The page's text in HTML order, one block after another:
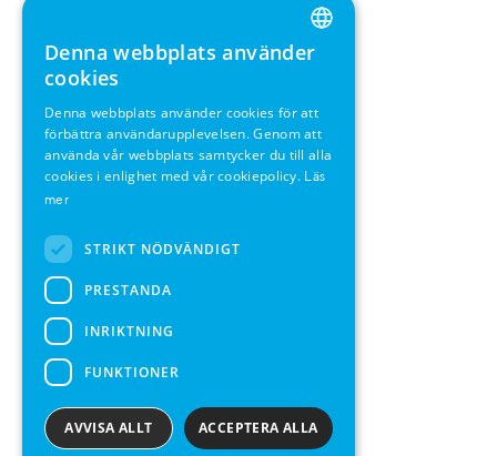
ENGLISH
SWEDISH
FRENCH
Denna webbplats använder
cookies
Denna webbplats använder cookies för att
förbättra användarupplevelsen. Genom att
använda vår webbplats samtycker du till alla
cookies i enlighet med vår cookiepolicy. Läs
mer
STRIKT NÖDVÄNDIGT
PRESTANDA
INRIKTNING
FUNKTIONER
ACCEPTERA ALLA
AVVISA ALLT